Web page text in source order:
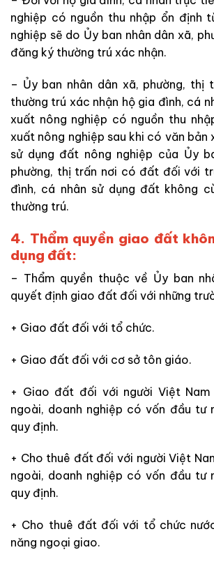
nghiệp có nguồn thu nhập ổn định
nghiệp sẽ do Ủy ban nhân dân xã,
đăng ký thường trú xác nhận.
– Ủy ban nhân dân xã, phường, thị
thường trú xác nhận hộ gia đình, cá
xuất nông nghiệp có nguồn thu
xuất nông nghiệp sau khi có văn bản
sử dụng đất nông nghiệp của Ủy
phường, thị trấn nơi có đất đối với
đình, cá nhân sử dụng đất không
thường trú.
4. Thẩm quyền giao đất
dụng đất:
– Thẩm quyền thuộc về Ủy ban
quyết định giao đất đối với những
+ Giao đất đối với tổ chức.
+ Giao đất đối với cơ sở tôn giáo.
+ Giao đất đối với người Việt
ngoài, doanh nghiệp có vốn đầu tư
quy định.
+ Cho thuê đất đối với người Việt
ngoài, doanh nghiệp có vốn đầu tư
quy định.
+ Cho thuê đất đối với tổ chức
năng ngoại giao.